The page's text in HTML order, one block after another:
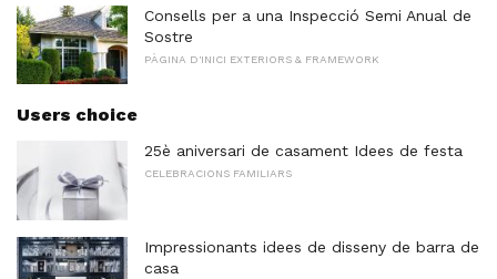
Consells per a una Inspecció Semi Anual de
Sostre
PÀGINA D'INICI EXTERIORS & FRAMEWORK
Users choice
25è aniversari de casament Idees de festa
CELEBRACIONS FAMILIARS
Impressionants idees de disseny de barra de
casa